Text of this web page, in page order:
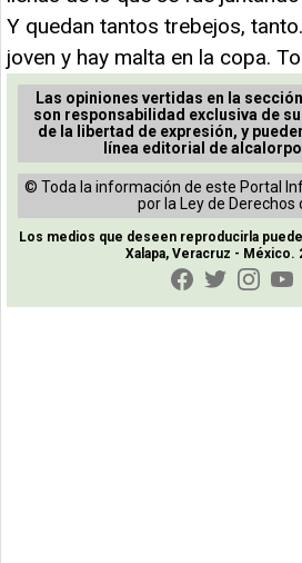
Y quedan tantos trebejos,
joven y hay malta en la copa.
Las opiniones vertidas en la
son responsabilidad exclusiva de
de la libertad de expresión, y
línea editorial de
© Toda la información de este Portal
por la Ley de Derechos
Los medios que deseen reproducirla
Xalapa, Veracruz - México.